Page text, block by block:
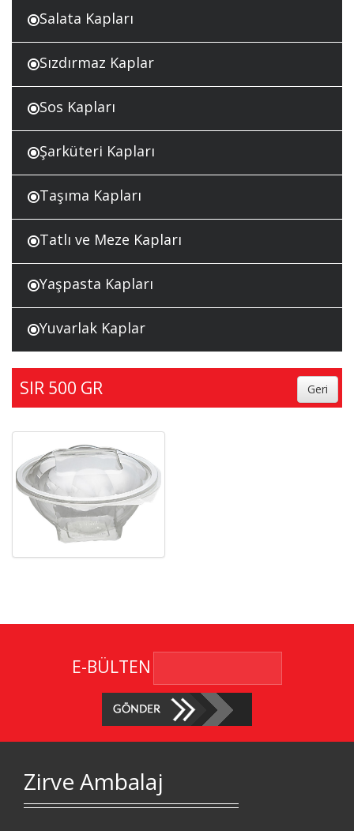
Salata Kapları
Sızdırmaz Kaplar
Sos Kapları
Şarküteri Kapları
Taşıma Kapları
Tatlı ve Meze Kapları
Yaşpasta Kapları
Yuvarlak Kaplar
SIR 500 GR
E-BÜLTEN
Zirve Ambalaj